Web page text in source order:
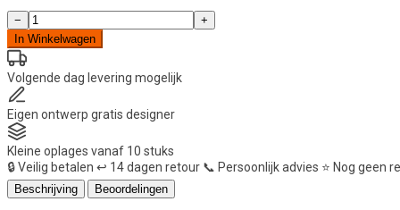
Leidingstickers
Leidingmarkering
Stoom
2.8
BAR
(Stoom)
aantal
−
+
In Winkelwagen
Volgende dag levering mogelijk
Eigen ontwerp gratis designer
Kleine oplages vanaf 10 stuks
🔒Veilig betalen ↩️ 14 dagen retour 📞 Persoonlijk advies ⭐ Nog geen
Beschrijving Beoordelingen